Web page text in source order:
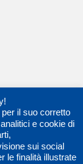
il suo corretto
e cookie di
sui social
le finalità illustrate